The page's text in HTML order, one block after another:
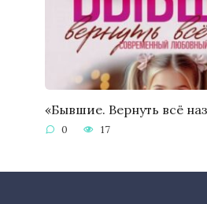
«Бывшие. Вернуть всё
0 17